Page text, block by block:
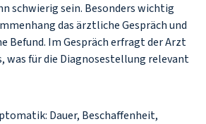
schwierig sein. Besonders wichtig
das ärztliche Gespräch und
Befund. Im Gespräch erfragt der Arzt
was für die Diagnosestellung relevant
Dauer, Beschaffenheit,